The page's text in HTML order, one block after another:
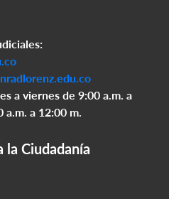
a viernes de 9:00 a.m. a
a.m. a 12:00 m.
la Ciudadanía